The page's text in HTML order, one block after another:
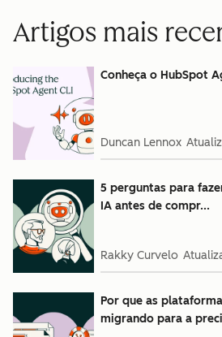
Artigos mais
Conheça o HubSpot
Duncan Lennox
5 perguntas para
IA antes de compr...
Rakky Curvelo
Por que as
migrando para a